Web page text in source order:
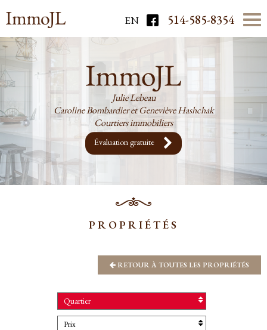
EN 514-585-8354
Julie Lebeau
Caroline Bombardier et Geneviève Hashchak
Courtiers immobiliers
Évaluation gratuite
PROPRIÉTÉS
RETOUR À TOUTES LES PROPRIÉTÉS
Quartier
Prix